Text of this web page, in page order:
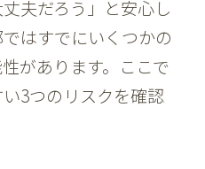
夫だろう」と安心し
はすでにいくつかの
があります。ここで
3つのリスクを確認